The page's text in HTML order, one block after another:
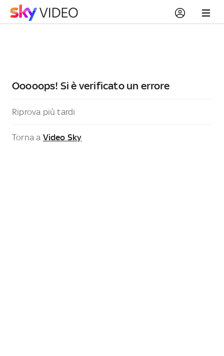
Ooooops! Si è verificato un errore
Riprova più tardi
Torna a Video Sky